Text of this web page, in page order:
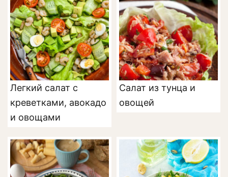
Легкий салат с
креветками, авокадо
и овощами
Салат из тунца и
овощей